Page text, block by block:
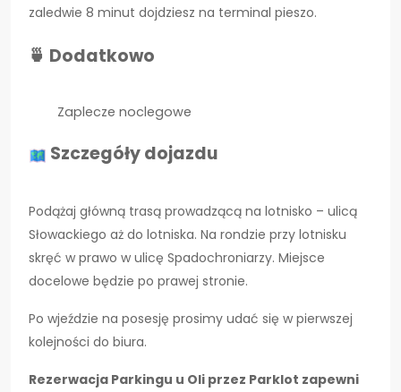
zaledwie 8 minut dojdziesz na terminal pieszo.
🍵 Dodatkowo
Zaplecze noclegowe
Szczegóły dojazdu
Podążaj główną trasą prowadzącą na lotnisko – ulicą
Słowackiego aż do lotniska. Na rondzie przy lotnisku
skręć w prawo w ulicę Spadochroniarzy. Miejsce
docelowe będzie po prawej stronie.
Po wjeździe na posesję prosimy udać się w pierwszej
kolejności do biura.
Rezerwacja Parkingu u Oli przez Parklot zapewni